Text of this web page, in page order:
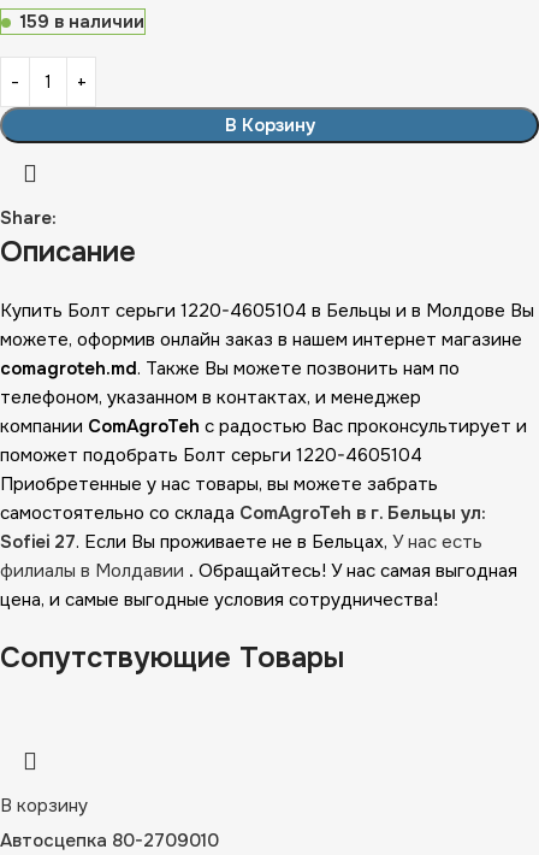
159 в наличии
В Корзину
Share:
Описание
Купить Болт серьги 1220-4605104 в Бельцы и в Молдове Вы
можете, оформив онлайн заказ в нашем интернет магазине
comagroteh.md. Также Вы можете позвонить нам по
телефоном, указанном в контактах, и менеджер
компании ComAgroTeh с радостью Вас проконсультирует и
поможет подобрать Болт серьги 1220-4605104
Приобретенные у нас товары, вы можете забрать
самостоятельно со склада ComAgroTeh в г. Бельцы ул:
Sofiei 27. Если Вы проживаете не в Бельцах, У нас есть
филиалы в Молдавии . Обращайтесь! У нас самая выгодная
цена, и самые выгодные условия сотрудничества!
Сопутствующие Товары
В корзину
Автосцепка 80-2709010